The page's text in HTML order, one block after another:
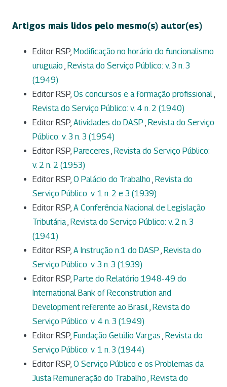
Artigos mais lidos pelo mesmo(s) autor(es)
Editor RSP, Modificação no horário do funcionalismo
uruguaio , Revista do Serviço Público: v. 3 n. 3
(1949)
Editor RSP, Os concursos e a formação profissional,
Revista do Serviço Público: v. 4 n. 2 (1940)
Editor RSP, Atividades do DASP , Revista do Serviço
Público: v. 3 n. 3 (1954)
Editor RSP, Pareceres , Revista do Serviço Público:
v. 2 n. 2 (1953)
Editor RSP, O Palácio do Trabalho , Revista do
Serviço Público: v. 1 n. 2 e 3 (1939)
Editor RSP, A Conferência Nacional de Legislação
Tributária, Revista do Serviço Público: v. 2 n. 3
(1941)
Editor RSP, A Instrução n.1 do DASP , Revista do
Serviço Público: v. 3 n. 3 (1939)
Editor RSP, Parte do Relatório 1948-49 do
International Bank of Reconstrution and
Development referente ao Brasil, Revista do
Serviço Público: v. 4 n. 3 (1949)
Editor RSP, Fundação Getúlio Vargas , Revista do
Serviço Público: v. 1 n. 3 (1944)
Editor RSP, O Serviço Público e os Problemas da
Justa Remuneração do Trabalho , Revista do